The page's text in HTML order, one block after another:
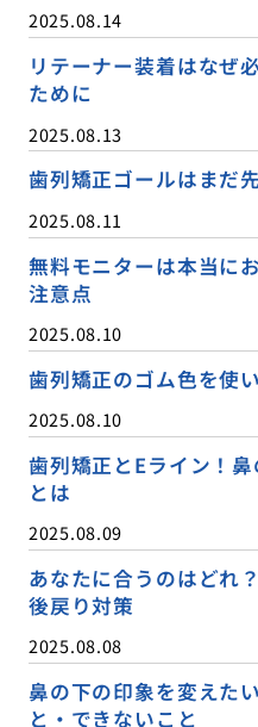
2025.08.14
リテーナー装着はなぜ
ために
2025.08.13
歯列矯正ゴールはまだ
2025.08.11
無料モニターは本当に
注意点
2025.08.10
歯列矯正のゴム色を使
2025.08.10
歯列矯正とEライン！
とは
2025.08.09
あなたに合うのはどれ
後戻り対策
2025.08.08
鼻の下の印象を変えた
と・できないこと